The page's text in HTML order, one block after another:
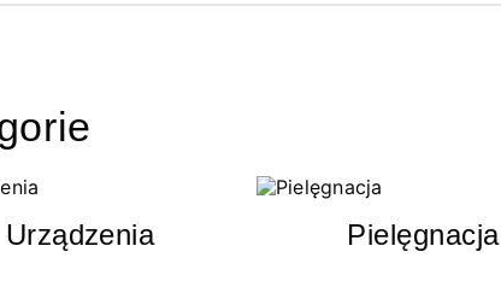
Urządzenia Pielęgnacja